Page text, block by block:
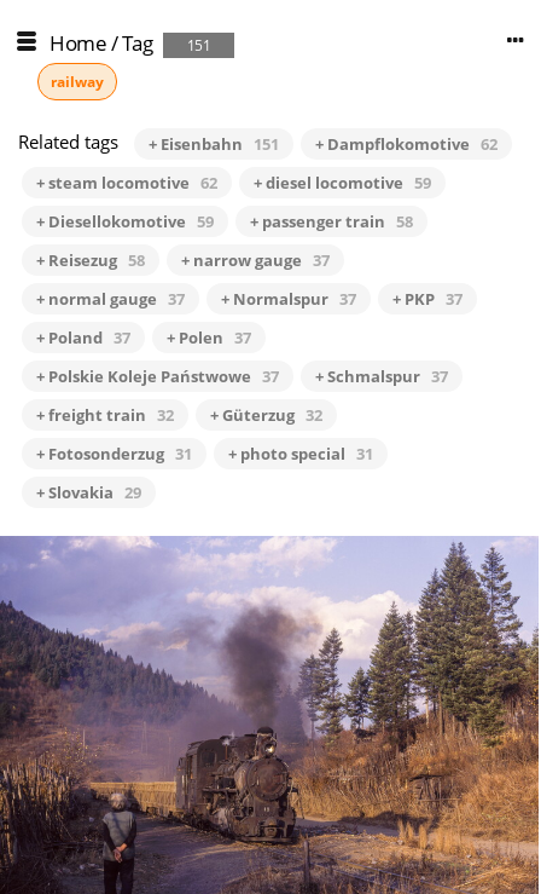
Home/Tag
151
railway
Related tags + Eisenbahn 151 + Dampflokomotive 62
+ steam locomotive 62 + diesel locomotive 59
+ Diesellokomotive 59 + passenger train 58
+ Reisezug 58 + narrow gauge 37
+ normal gauge 37 + Normalspur 37 + PKP 37
+ Poland 37 + Polen 37
+ Polskie Koleje Państwowe 37 + Schmalspur 37
+ freight train 32 + Güterzug 32
+ Fotosonderzug 31 + photo special 31
+ Slovakia 29